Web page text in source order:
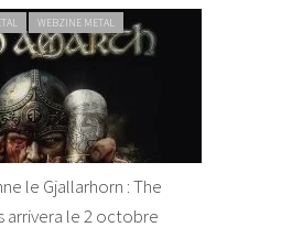
WEBZINE METAL
le Gjallarhorn : The
arrivera le 2 octobre